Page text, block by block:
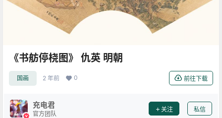
《书舫停桡图》 仇英 明朝
国画 2 年前 0 前往下载
充电君
官方团队
关注 私信